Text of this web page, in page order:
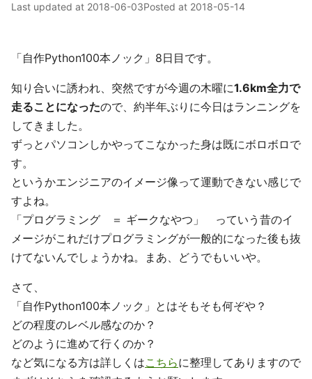
Last updated at 2018-06-03Posted at 2018-05-14
「自作Python100本ノック」8日目です。
知り合いに誘われ、突然ですが今週の木曜に1.6km全力で
走ることになったので、約半年ぶりに今日はランニングを
してきました。
ずっとパソコンしかやってこなかった身は既にボロボロで
す。
というかエンジニアのイメージ像って運動できない感じで
すよね。
「プログラミング ＝ ギークなやつ」 っていう昔のイ
メージがこれだけプログラミングが一般的になった後も抜
けてないんでしょうかね。まあ、どうでもいいや。
さて、
「自作Python100本ノック」とはそもそも何ぞや？
どの程度のレベル感なのか？
どのように進めて行くのか？
など気になる方は詳しくはこちらに整理してありますので